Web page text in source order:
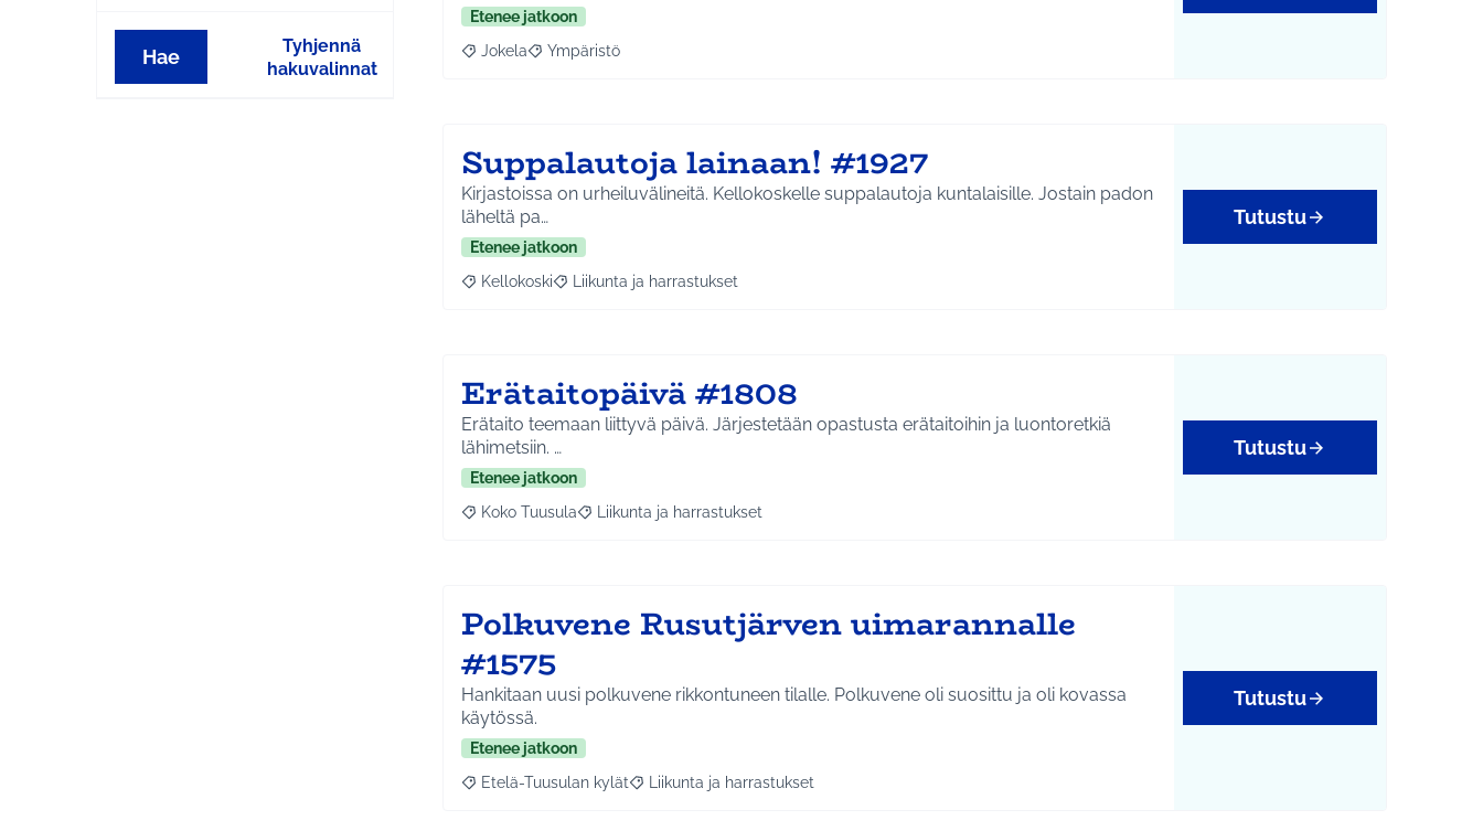
Hae
Tyhjennä
hakuvalinnat
Etenee jatkoon
Rajaa tulokset aihepiirin mukaan: Jokela
Jokela Rajaa tulokset teeman mukaan: Ympäristö
Ympäristö
Suppalautoja lainaan! #1927
Kirjastoissa on urheiluvälineitä. Kellokoskelle suppalautoja kuntalaisille. Jostain padon
läheltä pa…
Etenee jatkoon
Rajaa tulokset aihepiirin mukaan: Kellokoski
Kellokoski Rajaa tulokset teeman mukaan: Liikunta ja harrastukset
Liikunta ja harrastukset
Tutustu
Erätaitopäivä #1808
Erätaito teemaan liittyvä päivä. Järjestetään opastusta erätaitoihin ja luontoretkiä
lähimetsiin. …
Etenee jatkoon
Rajaa tulokset aihepiirin mukaan: Koko Tuusula
Koko Tuusula Rajaa tulokset teeman mukaan: Liikunta ja harrastukset
Liikunta ja harrastukset
Tutustu
Polkuvene Rusutjärven uimarannalle
#1575
Hankitaan uusi polkuvene rikkontuneen tilalle. Polkuvene oli suosittu ja oli kovassa
käytössä.
Etenee jatkoon
Rajaa tulokset aihepiirin mukaan: Etelä-Tuusulan kylät
Etelä-Tuusulan kylät Rajaa tulokset teeman mukaan: Liikunta ja harrastukset
Liikunta ja harrastukset
Tutustu